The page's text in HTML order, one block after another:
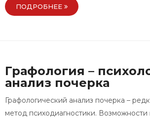
ПОДРОБНЕЕ
Графология –
анализ почерка
Графологический анализ почерка –
метод психодиагностики. Возможности